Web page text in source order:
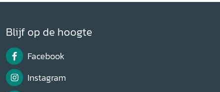
Blijf op de hoogte
Facebook
Instagram